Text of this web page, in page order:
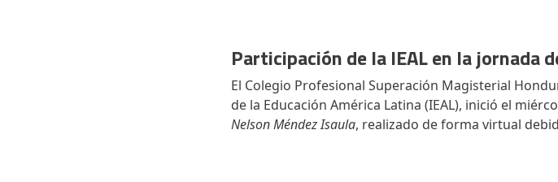
Participación de la IEAL en la jornada
El Colegio Profesional Superación Magisterial
de la Educación América Latina (IEAL), inició el
Nelson Méndez Isaula, realizado de forma virtual